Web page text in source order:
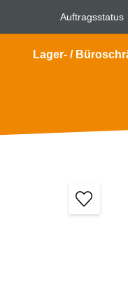
Auftragsstatus
Lager- /